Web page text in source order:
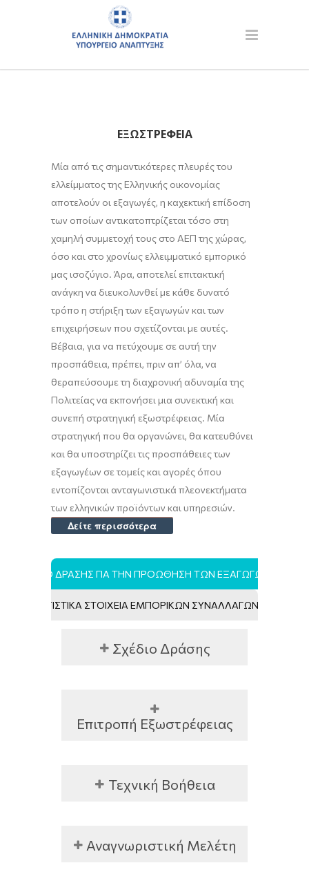
ΕΞΩΣΤΡΈΦΕΙΑ
Μία από τις σημαντικότερες πλευρές του
ελλείμματος της Ελληνικής οικονομίας
αποτελούν οι εξαγωγές, η καχεκτική επίδοση
των οποίων αντικατοπτρίζεται τόσο στη
χαμηλή συμμετοχή τους στο ΑΕΠ της χώρας,
όσο και στο χρονίως ελλειμματικό εμπορικό
μας ισοζύγιο. Άρα, αποτελεί επιτακτική
ανάγκη να διευκολυνθεί με κάθε δυνατό
τρόπο η στήριξη των εξαγωγών και των
επιχειρήσεων που σχετίζονται με αυτές.
Βέβαια, για να πετύχουμε σε αυτή την
προσπάθεια, πρέπει, πριν απ’ όλα, να
θεραπεύσουμε τη διαχρονική αδυναμία της
Πολιτείας να εκπονήσει μια συνεκτική και
συνεπή στρατηγική εξωστρέφειας. Μία
στρατηγική που θα οργανώνει, θα κατευθύνει
και θα υποστηρίζει τις προσπάθειες των
εξαγωγέων σε τομείς και αγορές όπου
εντοπίζονται ανταγωνιστικά πλεονεκτήματα
των ελληνικών προϊόντων και υπηρεσιών.
Δείτε περισσότερα
ΣΧΕΔΙΟ ΔΡΑΣΗΣ ΓΙΑ ΤΗΝ ΠΡΟΩΘΗΣΗ ΤΩΝ ΕΞΑΓΩΓΩΝ
ΣΤΑΤΙΣΤΙΚΑ ΣΤΟΙΧΕΙΑ ΕΜΠΟΡΙΚΩΝ ΣΥΝΑΛΛΑΓΩΝ
Σχέδιο Δράσης
Επιτροπή Εξωστρέφειας
Τεχνική Βοήθεια
Αναγνωριστική Μελέτη